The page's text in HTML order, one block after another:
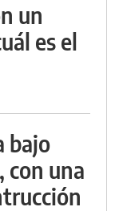
un
es el
bajo
con una